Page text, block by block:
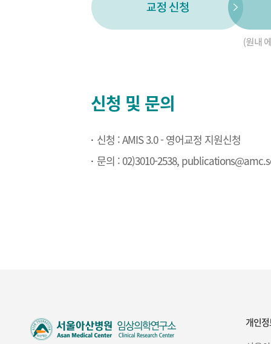
신청 및 문의
신청 : AMIS 3.0 - 영어교정 지원신청
문의 : 02)3010-2538,
개인